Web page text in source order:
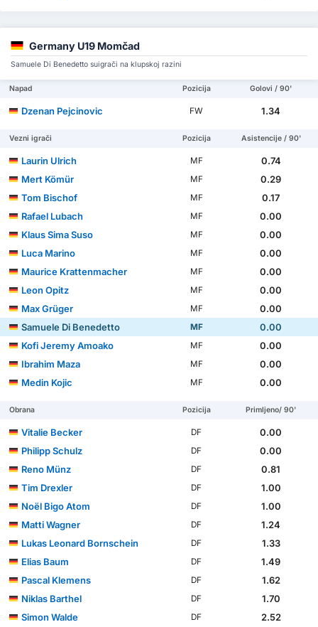
Germany U19 Momčad
Samuele Di Benedetto suigrači na klupskoj razini
Napad Pozicija Golovi / 90'
Dzenan Pejcinovic FW 1.34
Vezni igrači Pozicija Asistencije / 90'
Laurin Ulrich MF
0.74
Mert Kömür
MF
0.29
Tom Bischof
MF
0.17
Rafael Lubach
MF
0.00
Klaus Sima Suso
MF
0.00
Luca Marino
MF
0.00
Maurice Krattenmacher
MF
0.00
Leon Opitz
MF
0.00
Max Grüger
MF
0.00
Samuele Di Benedetto
MF
0.00
Kofi Jeremy Amoako
MF
0.00
Ibrahim Maza
MF
0.00
Medin Kojic
MF 0.00
Obrana Pozicija Primljeno/ 90'
Vitalie Becker DF
0.00
Philipp Schulz
DF
0.00
Reno Münz
DF
0.81
Tim Drexler
DF
1.00
Noël Bigo Atom
DF
1.00
Matti Wagner
DF
1.24
Lukas Leonard Bornschein
DF
1.33
Elias Baum
DF
1.49
Pascal Klemens
DF
1.62
Niklas Barthel
DF
1.70
Simon Walde
DF 2.52